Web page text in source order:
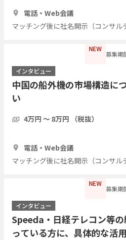
電話・Web会議
マッチング後に社名開示（コンサル
NEW
募集
インタビュー
中国の船外機の市場構造に
い
4万円 〜 8万円 （税抜）
電話・Web会議
マッチング後に社名開示（コンサル
NEW
募集
インタビュー
Speeda・日経テレコン等
っている方に、具体的な活